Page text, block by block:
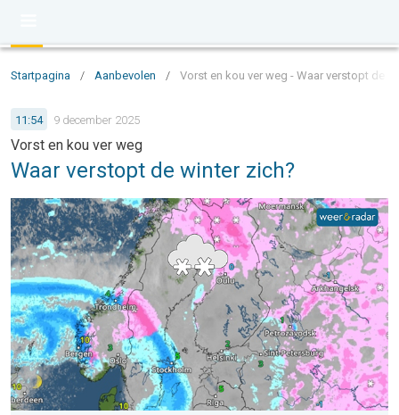
Startpagina / Aanbevolen / Vorst en kou ver weg - Waar verstopt de
11:54 9 december 2025
Vorst en kou ver weg
Waar verstopt de winter zich?